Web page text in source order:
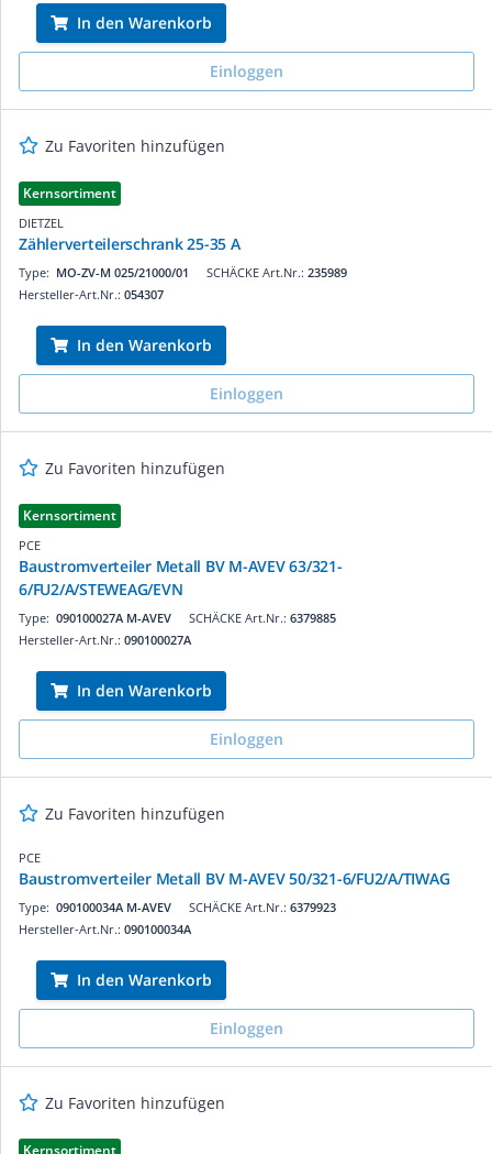
In den Warenkorb
Einloggen
Zu Favoriten hinzufügen
Kernsortiment
DIETZEL
Zählerverteilerschrank 25-35 A
SCHÄCKE Art.Nr.: 235989
Type: MO-ZV-M 025/21000/01
Hersteller-Art.Nr.: 054307
In den Warenkorb
Einloggen
Zu Favoriten hinzufügen
Kernsortiment
PCE
Baustromverteiler Metall BV M-AVEV 63/321-
6/FU2/A/STEWEAG/EVN
SCHÄCKE Art.Nr.: 6379885
Type: 090100027A M-AVEV
Hersteller-Art.Nr.: 090100027A
In den Warenkorb
Einloggen
Zu Favoriten hinzufügen
PCE
Baustromverteiler Metall BV M-AVEV 50/321-6/FU2/A/TIWAG
SCHÄCKE Art.Nr.: 6379923
Type: 090100034A M-AVEV
Hersteller-Art.Nr.: 090100034A
In den Warenkorb
Einloggen
Zu Favoriten hinzufügen
Kernsortiment